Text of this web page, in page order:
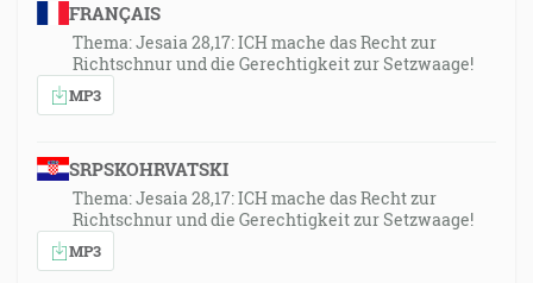
FRANÇAIS
Thema: Jesaia 28,17: ICH mache das Recht zur
Richtschnur und die Gerechtigkeit zur Setzwaage!
MP3
SRPSKOHRVATSKI
Thema: Jesaia 28,17: ICH mache das Recht zur
Richtschnur und die Gerechtigkeit zur Setzwaage!
MP3